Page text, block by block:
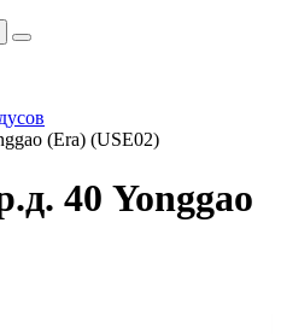
(Era) (USE02)
40 Yonggao